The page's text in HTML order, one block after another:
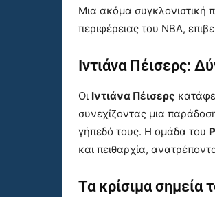
Μια ακόμα συγκλονιστική
περιφέρειας του ΝΒΑ,
Ιντιάνα Πέισερς:
Οι Ιντιάνα Πέισερς
συνεχίζοντας μια
γήπεδό τους. Η ομάδα του
και πειθαρχία,
Τα κρίσιμα σημεία